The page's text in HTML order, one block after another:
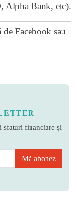
Alpha Bank, etc).
de Facebook sau
sfaturi financiare și
Mă abonez